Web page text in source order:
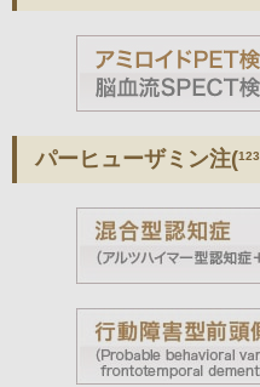
パーヒューザミン注(123